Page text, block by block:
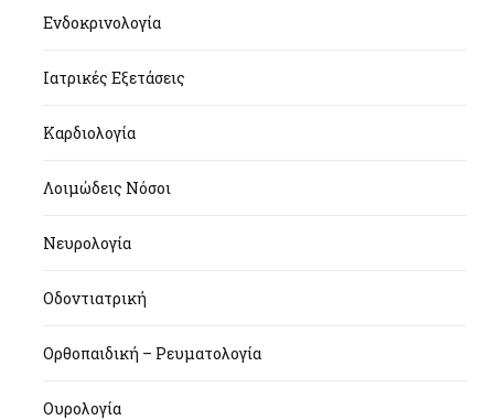
Ενδοκρινολογία
Ιατρικές Εξετάσεις
Καρδιολογία
Λοιμώδεις Νόσοι
Νευρολογία
Οδοντιατρική
Ορθοπαιδική – Ρευματολογία
Ουρολογία